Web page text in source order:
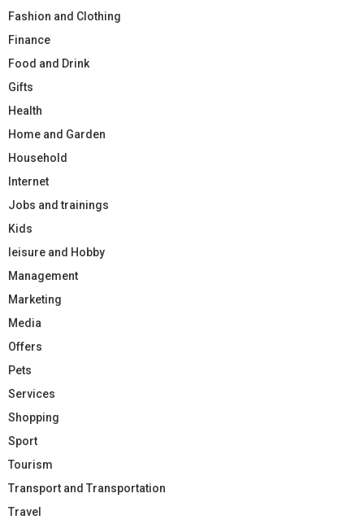
Fashion and Clothing
Finance
Food and Drink
Gifts
Health
Home and Garden
Household
Internet
Jobs and trainings
Kids
leisure and Hobby
Management
Marketing
Media
Offers
Pets
Services
Shopping
Sport
Tourism
Transport and Transportation
Travel